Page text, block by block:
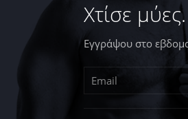
Χτίσε
Εγγράψου στο